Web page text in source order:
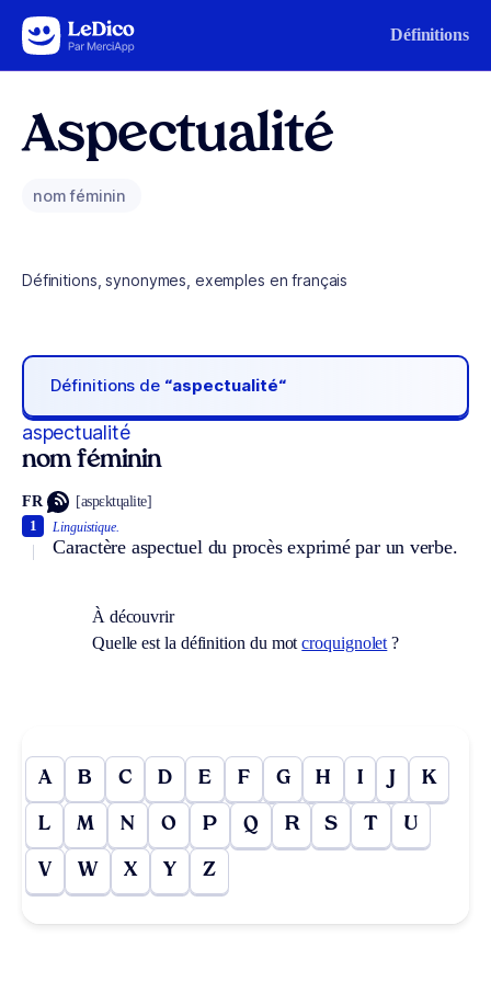
Aller au contenu Définitions
Aspectualité
nom féminin
Définitions, synonymes, exemples en français
Définitions de “aspectualité“
aspectualité
nom féminin
FR [aspɛktɥalite]
Linguistique.
Caractère aspectuel du procès exprimé par un verbe.
1
À découvrir
Quelle est la définition du motcroquignolet ?
A B C D E F G H I J K
L M N O P Q R S T U
V W X Y Z